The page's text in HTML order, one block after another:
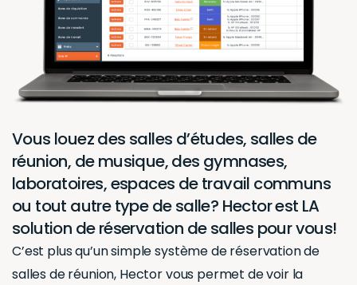
Vous louez des salles d’études, salles de
réunion, de musique, des gymnases,
laboratoires, espaces de travail communs
ou tout autre type de salle? Hector est LA
solution de réservation de salles pour vous!
C’est plus qu’un simple système de réservation de
salles de réunion, Hector vous permet de voir la